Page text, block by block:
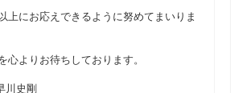
上にお応えできるように努めてまいりま
心よりお待ちしております。
史剛